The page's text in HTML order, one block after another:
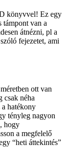
könyvvel! Ez egy
támpont van a
átnézni, pl a
fejezetet, ami
ott van
csak néha
a hatékony
tényleg nagyon
hogy
a megfelelő
“heti áttekintés”